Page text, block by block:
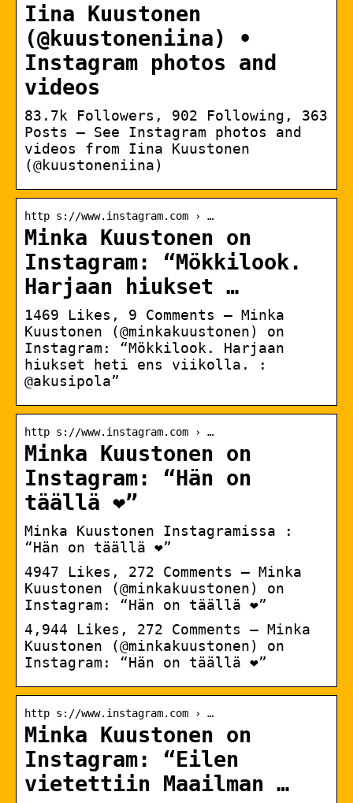
Iina Kuustonen
(@kuustoneniina) •
Instagram photos and
videos
83.7k Followers, 902 Following, 363
Posts – See Instagram photos and
videos from Iina Kuustonen
(@kuustoneniina)
http s://www.instagram.com › …
Minka Kuustonen on
Instagram: “Mökkilook.
Harjaan hiukset …
1469 Likes, 9 Comments – Minka
Kuustonen (@minkakuustonen) on
Instagram: “Mökkilook. Harjaan
hiukset heti ens viikolla. :
@akusipola”
http s://www.instagram.com › …
Minka Kuustonen on
Instagram: “Hän on
täällä ❤️”
Minka Kuustonen Instagramissa :
“Hän on täällä ❤️”
4947 Likes, 272 Comments – Minka
Kuustonen (@minkakuustonen) on
Instagram: “Hän on täällä ❤️”
4,944 Likes, 272 Comments – Minka
Kuustonen (@minkakuustonen) on
Instagram: “Hän on täällä ❤️”
http s://www.instagram.com › …
Minka Kuustonen on
Instagram: “Eilen
vietettiin Maailman …